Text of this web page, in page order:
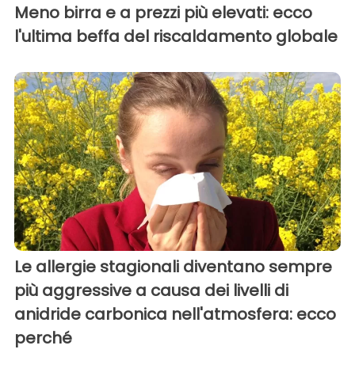
Meno birra e a prezzi più elevati: ecco
l'ultima beffa del riscaldamento globale
Le allergie stagionali diventano sempre
più aggressive a causa dei livelli di
anidride carbonica nell'atmosfera: ecco
perché